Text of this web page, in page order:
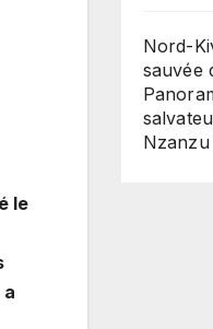
le
Nord-
sauvée
Nzanzu